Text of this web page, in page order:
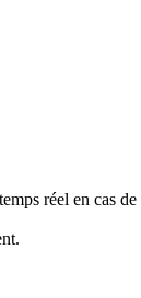
réel en cas